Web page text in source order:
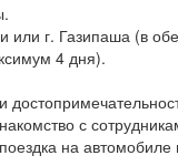
или г. Газипаша (в
4 дня).
с
на